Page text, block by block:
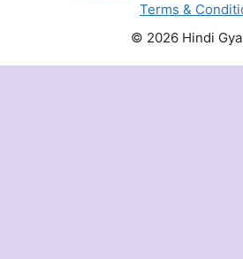
Terms &
© 2026 Hindi